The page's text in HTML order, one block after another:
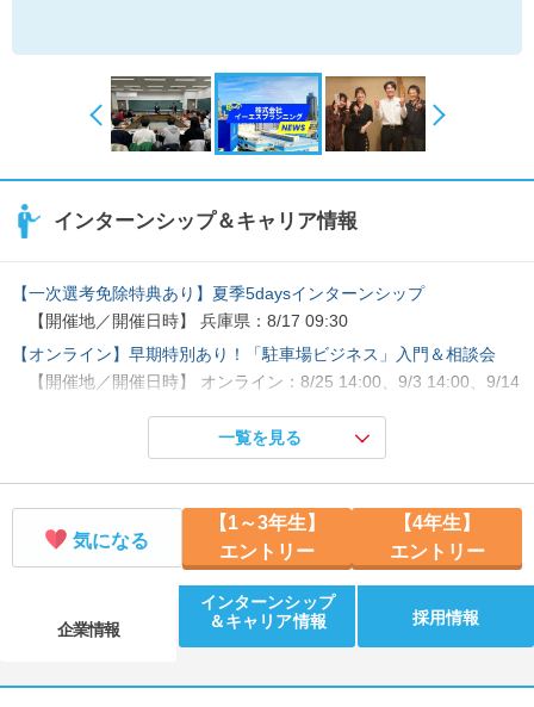
インターンシップ＆キャリア情報
【一次選考免除特典あり】夏季5daysインターンシップ
【開催地／開催日時】 兵庫県：8/17 09:30
【オンライン】早期特別あり！「駐車場ビジネス」入門＆相談会
【開催地／開催日時】 オンライン：8/25 14:00、9/3 14:00、9/14
【対面】オフィス潜入＆若手と本音トーク！職場のリアルを掴む
一覧を見る
気になる
【1～3年生】
エントリー
【4年生】
エントリー
企業情報
インターンシップ
＆キャリア情報
採用情報